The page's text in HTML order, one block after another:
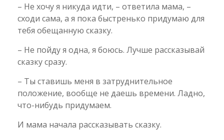
– Не хочу я никуда идти, – ответила мама, –
сходи сама, а я пока быстренько придумаю для
тебя обещанную сказку.
– Не пойду я одна, я боюсь. Лучше рассказывай
сказку сразу.
– Ты ставишь меня в затруднительное
положение, вообще не даешь времени. Ладно,
что-нибудь придумаем.
И мама начала рассказывать сказку.